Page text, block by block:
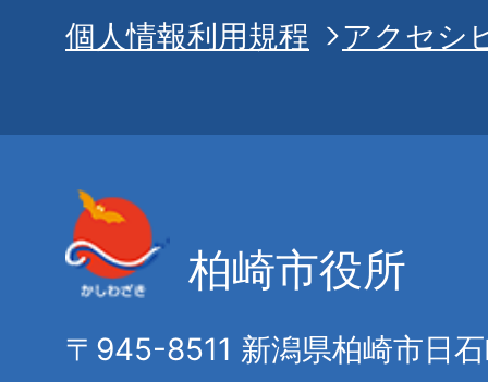
個人情報利用規程
アクセシ
柏崎市役所
〒945-8511 新潟県柏崎市日